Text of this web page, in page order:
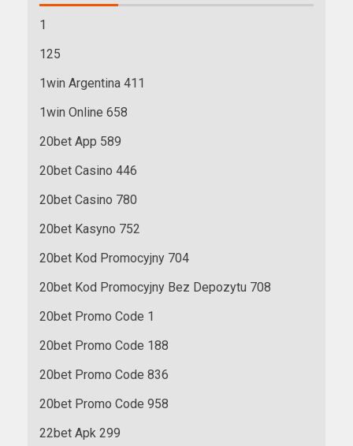
1
125
1win Argentina 411
1win Online 658
20bet App 589
20bet Casino 446
20bet Casino 780
20bet Kasyno 752
20bet Kod Promocyjny 704
20bet Kod Promocyjny Bez Depozytu 708
20bet Promo Code 1
20bet Promo Code 188
20bet Promo Code 836
20bet Promo Code 958
22bet Apk 299